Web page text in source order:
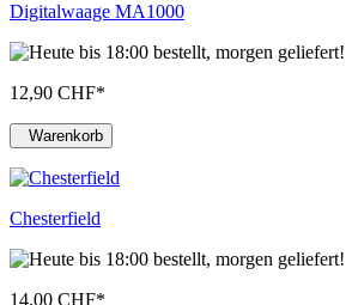
Digitalwaage MA1000
12,90 CHF*
Warenkorb
Chesterfield
14,00 CHF*